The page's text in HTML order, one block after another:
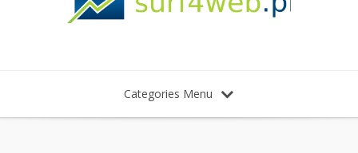
Categories Menu